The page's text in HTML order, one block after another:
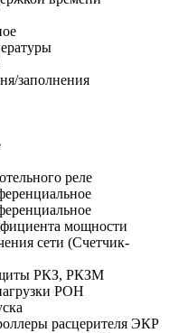
заполнения
реле
мощности
сети (Счетчик-
РКЗ, РКЗМ
РОН
расцерителя ЭКР